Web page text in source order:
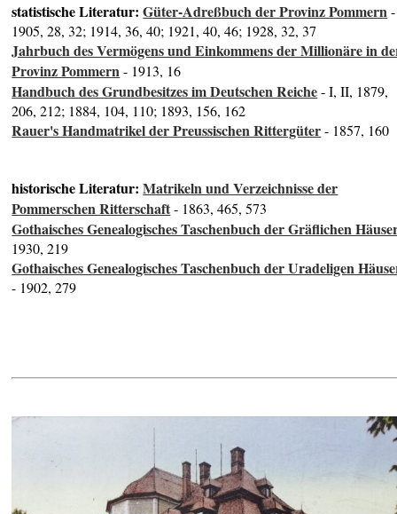
statistische Literatur:Güter-Adreßbuch der Provinz Pommern-
1905, 28, 32; 1914, 36, 40; 1921, 40, 46; 1928, 32, 37
Jahrbuch des Vermögens und Einkommens der Millionäre in
Provinz Pommern- 1913, 16
Handbuch des Grundbesitzes im Deutschen Reiche- I, II, 1879,
206, 212; 1884, 104, 110; 1893, 156, 162
Rauer's Handmatrikel der Preussischen Rittergüter- 1857, 160
historische Literatur:Matrikeln und Verzeichnisse der
Pommerschen Ritterschaft- 1863, 465, 573
Gothaisches Genealogisches Taschenbuch der Gräflichen
1930, 219
Gothaisches Genealogisches Taschenbuch der Uradeligen
- 1902, 279